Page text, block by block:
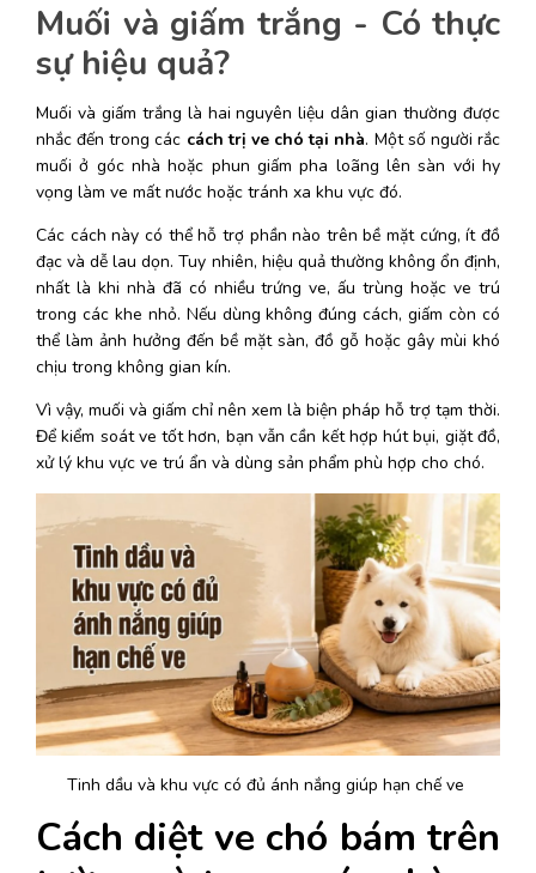
Muối và giấm trắng - Có thực
sự hiệu quả?
Muối và giấm trắng là hai nguyên liệu dân gian thường được
nhắc đến trong các cách trị ve chó tại nhà. Một số người rắc
muối ở góc nhà hoặc phun giấm pha loãng lên sàn với hy
vọng làm ve mất nước hoặc tránh xa khu vực đó.
Các cách này có thể hỗ trợ phần nào trên bề mặt cứng, ít đồ
đạc và dễ lau dọn. Tuy nhiên, hiệu quả thường không ổn định,
nhất là khi nhà đã có nhiều trứng ve, ấu trùng hoặc ve trú
trong các khe nhỏ. Nếu dùng không đúng cách, giấm còn có
thể làm ảnh hưởng đến bề mặt sàn, đồ gỗ hoặc gây mùi khó
chịu trong không gian kín.
Vì vậy, muối và giấm chỉ nên xem là biện pháp hỗ trợ tạm thời.
Để kiểm soát ve tốt hơn, bạn vẫn cần kết hợp hút bụi, giặt đồ,
xử lý khu vực ve trú ẩn và dùng sản phẩm phù hợp cho chó.
Tinh dầu và khu vực có đủ ánh nắng giúp hạn chế ve
Cách diệt ve chó bám trên